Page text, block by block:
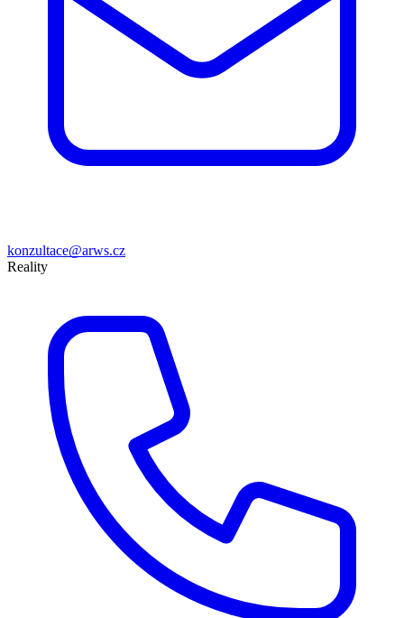
konzultace@arws.cz
Reality